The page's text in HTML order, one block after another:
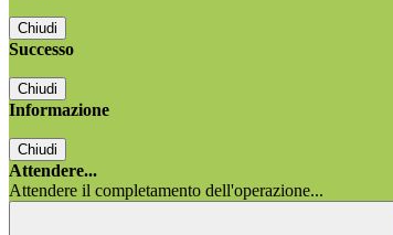
Chiudi
Successo
Chiudi
Informazione
Chiudi
Attendere...
Attendere il completamento dell'operazione...